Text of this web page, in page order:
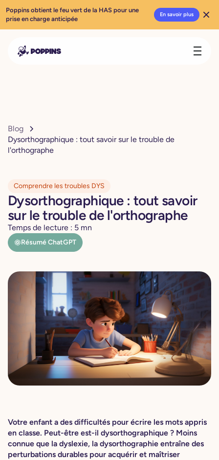
Blog
Dysorthographique : tout savoir sur le trouble de
l'orthographe
Comprendre les troubles DYS
Dysorthographique : tout savoir
sur le trouble de l'orthographe
Temps de lecture : 5 mn
Résumé ChatGPT
Votre enfant a des difficultés pour écrire les mots appris
en classe. Peut-être est-il dysorthographique ? Moins
connue que la dyslexie, la dysorthographie entraîne des
perturbations durables pour acquérir et maîtriser
Poppins obtient le feu vert de la HAS pour une
prise en charge anticipée
En savoir plus